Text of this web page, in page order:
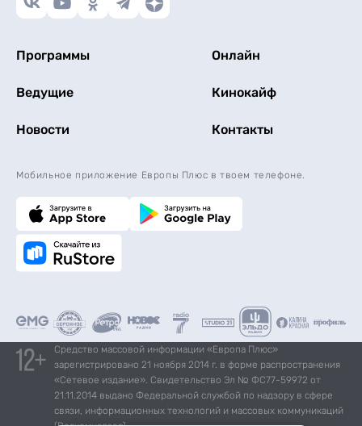
Программы Онлайн
Ведущие Кинокайф
Новости Контакты
Мобильное приложение Европы Плюс в твоем телефоне.
Средство массовой информации «Европа Плюс»
зарегистрировано 21 ноября 2014 г. в форме распространения
«Сетевое издание». Свидетельство Эл № ФС77-59972 от
21.11.2014 выдано Федеральной службой по надзору в сфере
связи, информационных технологий и массовых коммуникаций